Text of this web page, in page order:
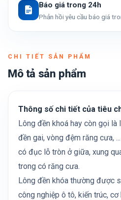
Báo giá trong 24h
Phản hồi yêu cầu báo giá
CHI TIẾT SẢN PHẨM
Mô tả sản phẩm
Thông số chi tiết của tiêu
Lông đền khoá hay còn gọi là
đền gai, vòng đệm răng cưa,
có đục lỗ tròn ở giữa, xung
trong có răng cưa.
Lông đền khóa thường được
công nghiệp ô tô, kiến trúc,